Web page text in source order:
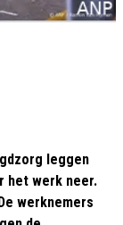
leggen
het werk neer.
werknemers